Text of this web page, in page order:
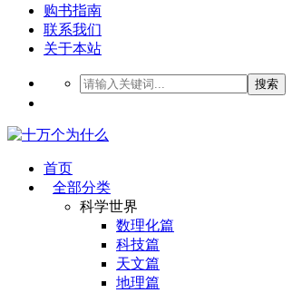
购书指南
联系我们
关于本站
搜索
首页
全部分类
科学世界
数理化篇
科技篇
天文篇
地理篇